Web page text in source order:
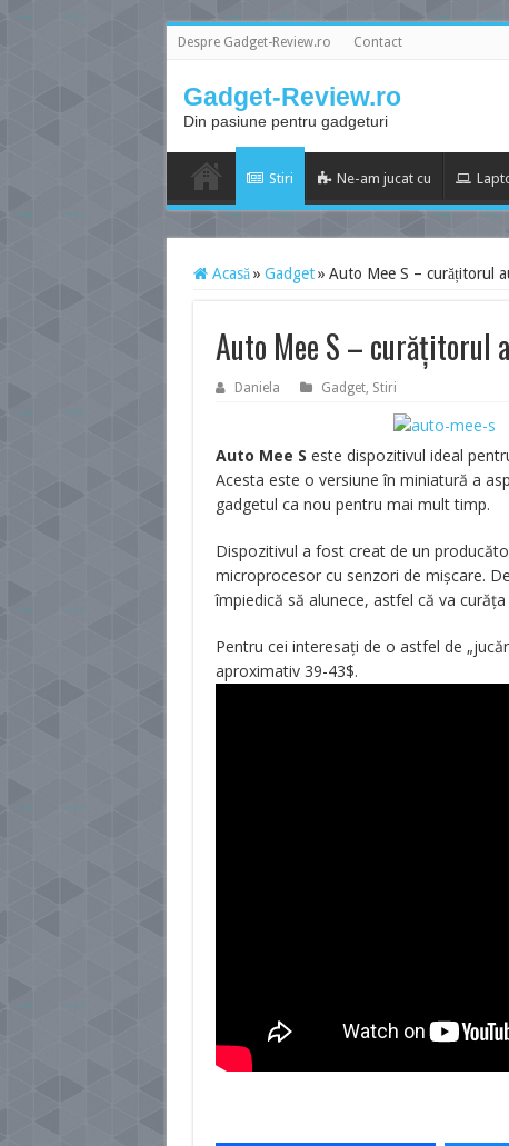
Despre Gadget-Review.ro Contact
Gadget-Review.ro
Din pasiune pentru gadgeturi
Stiri Ne-am jucat cu
Acasă » Gadget » Auto Mee S – curățitorul
Auto Mee S – curățitorul
Daniela Gadget, Stiri
Auto Mee S este dispozitivul ideal
Acesta este o versiune în miniatură a
gadgetul ca nou pentru mai mult timp.
Dispozitivul a fost creat de un
microprocesor cu senzori de mișcare.
împiedică să alunece, astfel că va
Pentru cei interesați de o astfel de
aproximativ 39-43$.